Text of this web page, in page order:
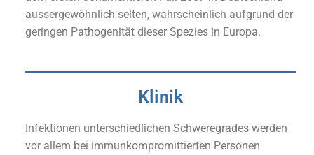
aussergewöhnlich selten, wahrscheinlich aufgrund der
geringen Pathogenität dieser Spezies in Europa.
Klinik
Infektionen unterschiedlichen Schweregrades werden
vor allem bei immunkompromittierten Personen